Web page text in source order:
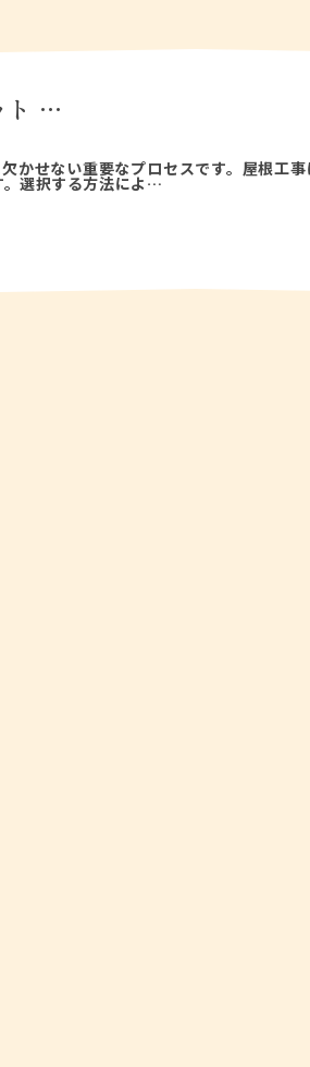
ト …
かせない重要なプロセスです。屋根工
。選択する方法によ…